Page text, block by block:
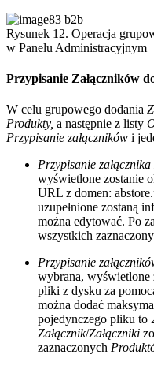
Rysunek 12. Operacja
w Panelu Administracyjnym
Przypisanie Załączników
W celu grupowego dodania
Produkty, a następnie z listy
Przypisanie załączników i
Przypisanie
wyświetlone zostanie
URL z domen:
uzupełnione zostaną
można edytować. Po
wszystkich
Przypisanie
wybrana, wyświetlone
pliki z dysku za
można dodać
pojedynczego pliku to
Załącznik/Załączniki
zaznaczonych